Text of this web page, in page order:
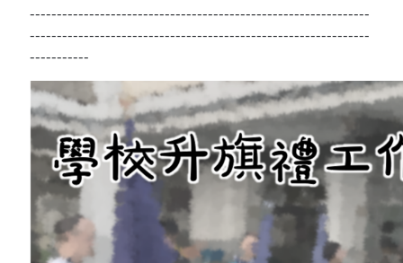
---------------------------------------------------------------
---------------------------------------------------------------
-----------